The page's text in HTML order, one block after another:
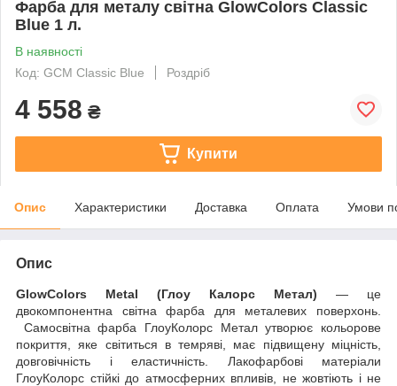
Фарба для металу світна GlowColors Classic
Blue 1 л.
В наявності
Код: GCM Classic Blue
Роздріб
4 558 ₴
Купити
Опис Характеристики Доставка Оплата Умови
Опис
GlowColors Metal (Глоу Калорс Метал) — це
двокомпонентна світна фарба для металевих поверхонь.
Самосвітна фарба ГлоуКолорс Метал утворює кольорове
покриття, яке світиться в темряві, має підвищену міцність,
довговічність і еластичність. Лакофарбові матеріали
ГлоуКолорс стійкі до атмосферних впливів, не жовтіють і не